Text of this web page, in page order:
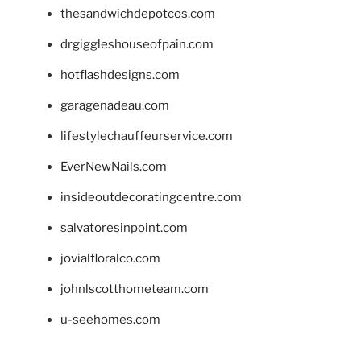
thesandwichdepotcos.com
drgiggleshouseofpain.com
hotflashdesigns.com
garagenadeau.com
lifestylechauffeurservice.com
EverNewNails.com
insideoutdecoratingcentre.com
salvatoresinpoint.com
jovialfloralco.com
johnlscotthometeam.com
u-seehomes.com